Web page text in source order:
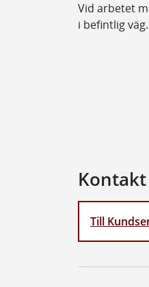
Vid arbetet
i befintlig
Kontakt
Till